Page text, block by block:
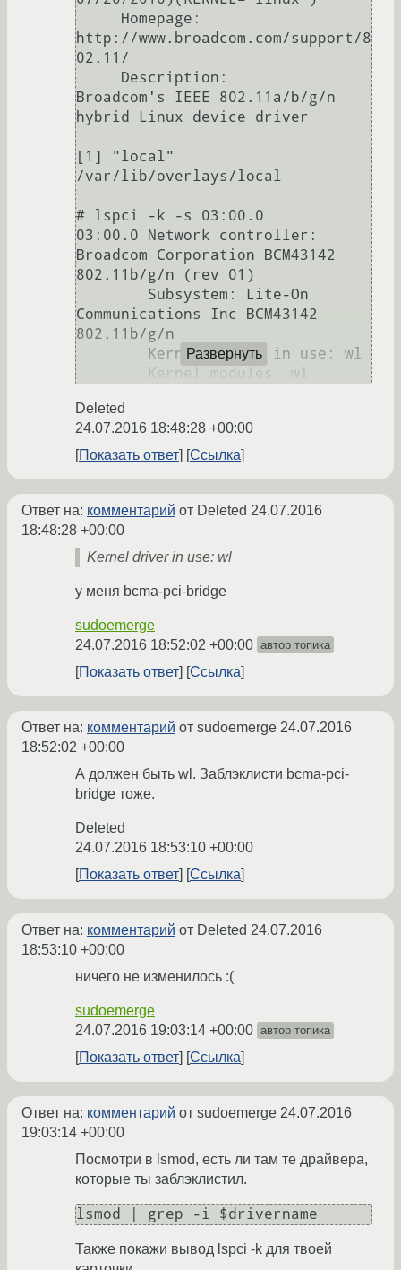
http://www.broadcom.com/support/8
02.11/
Broadcom's IEEE 802.11a/b/g/n
hybrid Linux device driver
[1] "local"
/var/lib/overlays/local
# lspci -k -s 03:00.0
03:00.0 Network controller:
Broadcom Corporation BCM43142
802.11b/g/n (rev 01)
Communications Inc BCM43142
802.11b/g/n
Развернуть
Deleted
24.07.2016 18:48:28 +00:00
Показать ответ
Ссылка
Ответ на: комментарий от Deleted 24.07.2016
18:48:28 +00:00
Kernel driver in use: wl
у меня bcma-pci-bridge
sudoemerge
24.07.2016 18:52:02 +00:00 автор топика
Показать ответ Ссылка
Ответ на: комментарий от sudoemerge 24.07.2016
18:52:02 +00:00
А должен быть wl. Заблэклисти bcma-pci-
bridge тоже.
Deleted
24.07.2016 18:53:10 +00:00
Показать ответ
Ссылка
Ответ на: комментарий от Deleted 24.07.2016
18:53:10 +00:00
ничего не изменилось :(
sudoemerge
24.07.2016 19:03:14 +00:00 автор топика
Показать ответ Ссылка
Ответ на: комментарий от sudoemerge 24.07.2016
19:03:14 +00:00
Посмотри в lsmod, есть ли там те драйвера,
которые ты заблэклистил.
Также покажи вывод lspci -k для твоей